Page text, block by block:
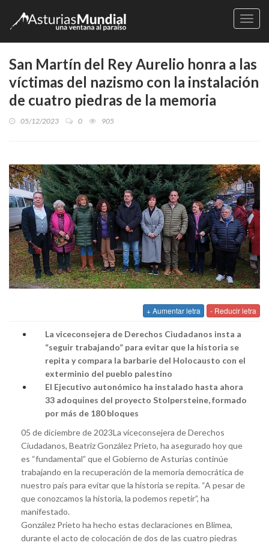
San Martín del Rey Aurelio honra a las
víctimas del nazismo con la instalación
de cuatro piedras de la memoria
05/12/2023 0 905
+ Aumentar letra - Reducir letra
La viceconsejera de Derechos Ciudadanos insta a
“seguir trabajando” para evitar que la historia se
repita y compara la barbarie del Holocausto con el
exterminio del pueblo palestino
El Ejecutivo autonómico ha instalado hasta ahora
33 adoquines del proyecto Stolpersteine, formado
por más de 180 bloques
05 de diciembre de 2023La viceconsejera de Derechos
Ciudadanos, Beatriz González Prieto, ha asegurado hoy que
es “fundamental” que el Gobierno de Asturias continúe
trabajando en la recuperación de la memoria democrática de
nuestro país para evitar que la historia se repita. “A pesar de
que conozcamos la historia, la podemos repetir”, ha
manifestado.
González Prieto ha hecho estas declaraciones en Blimea,
durante el acto de colocación de dos de las cuatro piedras